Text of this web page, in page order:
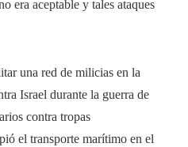
era aceptable y tales ataques
una red de milicias en la
Israel durante la guerra de
contra tropas
el transporte marítimo en el